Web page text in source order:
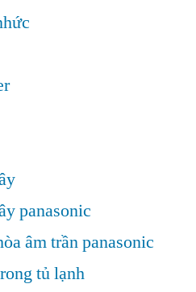
panasonic
âm trần panasonic
tủ lạnh